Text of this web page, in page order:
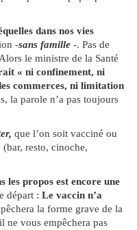
dans nos vies
-sans famille -. Pas de
le ministre de la Santé
« ni confinement, ni
commerces, ni limitation
la parole n’a pas toujours
que l’on soit vacciné ou
resto, cinoche,
les propos est encore une
départ : Le vaccin n’a
la forme grave de la
ne vous empêchera pas